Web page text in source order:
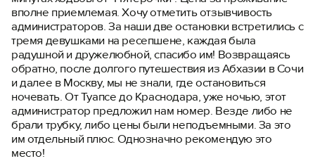
вполне приемлемая. Хочу отметить отзывчивость
администраторов. За наши две остановки встретились с
тремя девушками на ресепшене, каждая была
радушной и дружелюбной, спасибо им! Возвращаясь
обратно, после долгого путешествия из Абхазии в Сочи
и далее в Москву, мы не знали, где остановиться
ночевать. От Туапсе до Краснодара, уже ночью, этот
администратор предложил нам номер. Везде либо не
брали трубку, либо цены были неподъемными. За это
им отдельный плюс. Однозначно рекомендую это
место!